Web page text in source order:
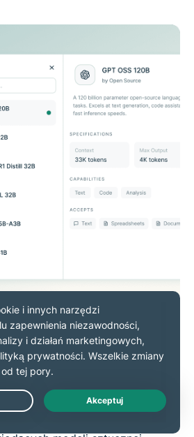
bezpośrednio w
wymagane żadne aplikacje,
pliki do pobrania.
Live Chat